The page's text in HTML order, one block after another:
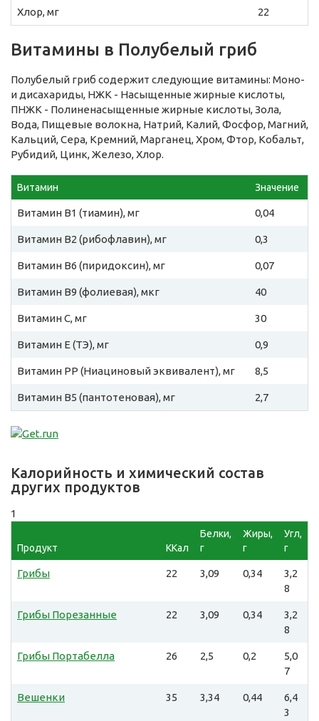
Хлор, мг 22
Витамины в Полубелый гриб
Полубелый гриб содержит следующие витамины: Моно-
и дисахариды, НЖК - Насыщенные жирные кислоты,
ПНЖК - Полиненасыщенные жирные кислоты, Зола,
Вода, Пищевые волокна, Натрий, Калий, Фосфор, Магний,
Кальций, Сера, Кремний, Марганец, Хром, Фтор, Кобальт,
Рубидий, Цинк, Железо, Хлор.
Витамин Значение
Витамин B1 (тиамин), мг 0,04
Витамин B2 (рибофлавин), мг 0,3
Витамин B6 (пиридоксин), мг 0,07
Витамин B9 (фолиевая), мкг 40
Витамин C, мг 30
Витамин E (ТЭ), мг 0,9
Витамин PP (Ниациновый эквивалент), мг 8,5
Витамин B5 (пантотеновая), мг 2,7
Калорийность и химический состав
других продуктов
1
Продукт ККал
Белки,
г
Жиры,
г
Угл,
г
Грибы 22 3,09 0,34
3,2
8
Грибы Порезанные 22 3,09 0,34
3,2
8
Грибы Портабелла 26 2,5 0,2
5,0
7
Вешенки 35 3,34 0,44
6,4
3